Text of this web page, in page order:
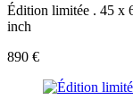
Édition limitée . 45 x
inch
890 €